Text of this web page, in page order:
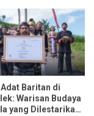
Baritan di
Warisan Budaya
yang Dilestarikan